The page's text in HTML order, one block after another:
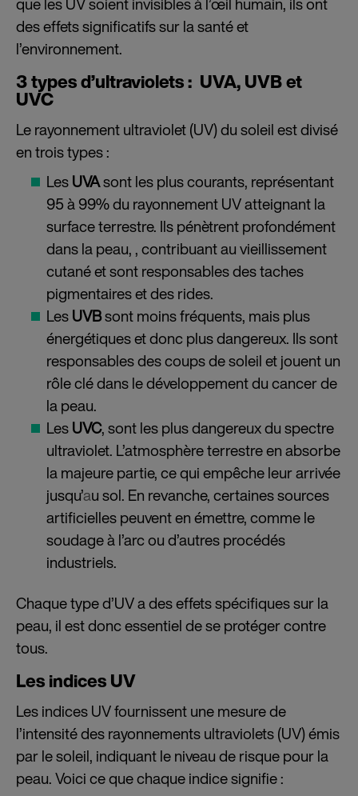
des effets significatifs sur la santé et
l’environnement.
3 types d’ultraviolets : UVA, UVB et
UVC
Le rayonnement ultraviolet (UV) du soleil est divisé
en trois types :
LesUVAsont les plus courants, représentant
95 à 99% du rayonnement UV atteignant la
surface terrestre. Ils pénètrent profondément
dans la peau, , contribuant au vieillissement
cutané et sont responsables des taches
pigmentaires et des rides.
LesUVBsont moins fréquents, mais plus
énergétiques et donc plus dangereux. Ils sont
responsables des coups de soleil et jouent un
rôle clé dans le développement du cancer de
la peau.
LesUVC, sont les plus dangereux du spectre
ultraviolet. L’atmosphère terrestre en absorbe
la majeure partie, ce qui empêche leur arrivée
jusqu’au sol. En revanche, certaines sources
artificielles peuvent en émettre, comme le
soudage à l’arc ou d’autres procédés
industriels.
Chaque type d’UV a des effets spécifiques sur la
peau, il est donc essentiel de se protéger contre
tous.
Les indices UV
Les indices UV fournissent une mesure de
l’intensité des rayonnements ultraviolets (UV) émis
par le soleil, indiquant le niveau de risque pour la
peau. Voici ce que chaque indice signifie :